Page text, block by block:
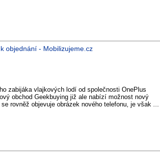
objednání - Mobilizujeme.cz
zabijáka vlajkových lodí od společnosti OnePlus
obchod Geekbuying již ale nabízí možnost nový
rovněž objevuje obrázek nového telefonu, je však ...